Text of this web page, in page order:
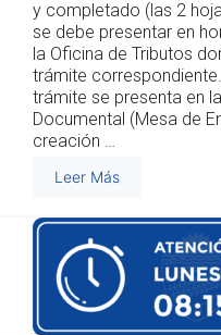
y completado (las 2
se debe presentar en
la Oficina de Tributos
trámite
trámite se presenta en
Documental (Mesa de
creación …
Leer Más